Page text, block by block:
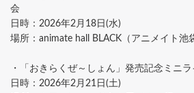
会
日時：2026年2月18日(水)
場所：animate hall BLACK（アニメイト池
・「おきらくぜ～しょん」発売記念ミニ
日時：2026年2月21日(土)